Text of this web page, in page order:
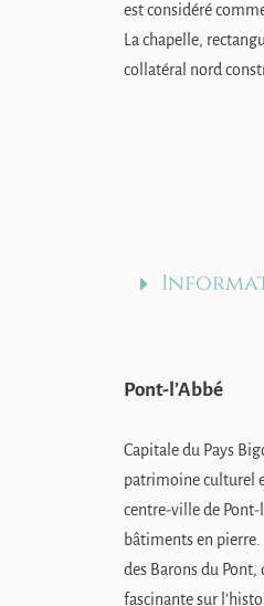
est considéré
La chapelle,
collatéral nord
Pont-l’Abbé
Capitale du Pays
patrimoine culturel
centre-ville de Pont-
bâtiments en
des Barons du
fascinante sur